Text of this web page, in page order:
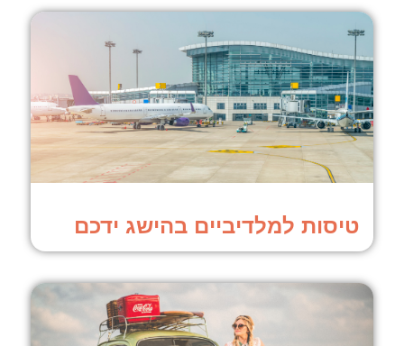
טיסות למלדיביים בהישג ידכם